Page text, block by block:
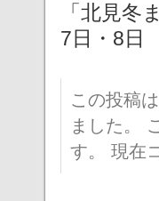
「北見冬
7日・8
この投稿
ました。
す。 現在